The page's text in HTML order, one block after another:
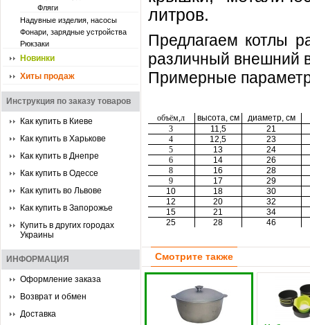
Фляги
Надувные изделия, насосы
Фонари, зарядные устройства
Рюкзаки
Новинки
Хиты продаж
Инструкция по заказу товаров
Как купить в Киеве
Как купить в Харькове
Как купить в Днепре
Как купить в Одессе
Как купить во Львове
Как купить в Запорожье
Купить в других городах
Украины
ИНФОРМАЦИЯ
Оформление заказа
Возврат и обмен
Доставка
литров.
Предлагаем котлы
различный внешний
Примерные
объём,л высота, см
диаметр, см
3
11,5
21
4
12,5
23
5
13
24
6
14
26
8
16
28
9
17
29
10
18
30
12
20
32
15
21
34
25
28 46
Смотрите также